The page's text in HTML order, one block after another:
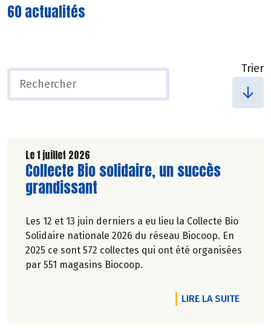
60 actualités
Trier
Le 1 juillet 2026
Lire la suite de l'article
Collecte Bio solidaire, un succès
grandissant
Les 12 et 13 juin derniers a eu lieu la Collecte Bio
Solidaire nationale 2026 du réseau Biocoop. En
2025 ce sont 572 collectes qui ont été organisées
par 551 magasins Biocoop.
LIRE LA SUITEDE